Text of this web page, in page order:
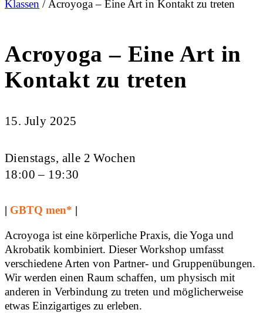
Klassen / Acroyoga – Eine Art in Kontakt zu treten
Acroyoga – Eine Art in
Kontakt zu treten
15. July 2025
Dienstags, alle 2 Wochen
18:00 – 19:30
| GBTQ men* |
Acroyoga ist eine körperliche Praxis, die Yoga und
Akrobatik kombiniert. Dieser Workshop umfasst
verschiedene Arten von Partner- und Gruppenübungen.
Wir werden einen Raum schaffen, um physisch mit
anderen in Verbindung zu treten und möglicherweise
etwas Einzigartiges zu erleben.